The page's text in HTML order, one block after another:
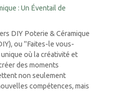
: Un Éventail de
DIY Poterie & Céramique
ou "Faites-le vous-
où la créativité et
des moments
non seulement
compétences, mais